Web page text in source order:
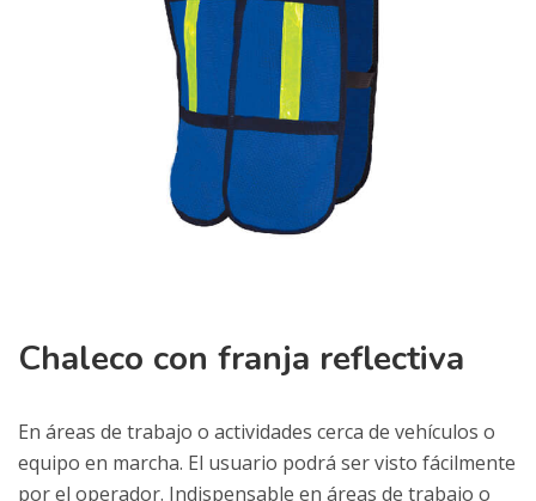
Chaleco con franja reflectiva
En áreas de trabajo o actividades cerca de vehículos o
equipo en marcha. El usuario podrá ser visto fácilmente
por el operador. Indispensable en áreas de trabajo o